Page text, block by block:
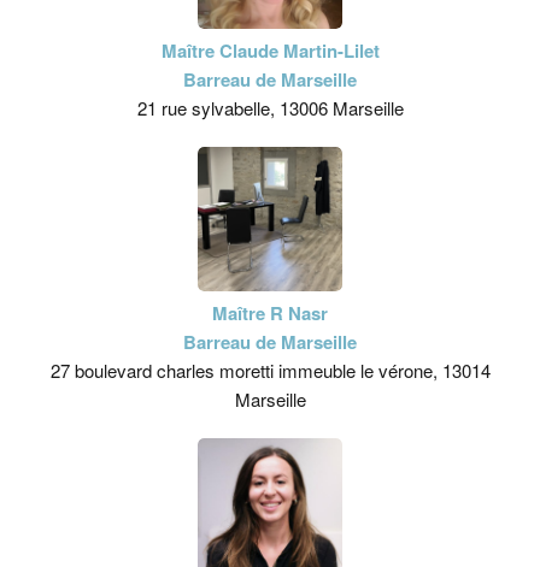
Maître Claude Martin-Lilet
Barreau de Marseille
21 rue sylvabelle, 13006 Marseille
Maître R Nasr
Barreau de Marseille
27 boulevard charles moretti immeuble le vérone, 13014
Marseille